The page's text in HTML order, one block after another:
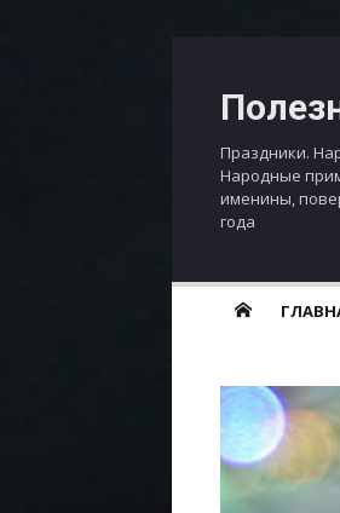
Праздники.
Народные
именины,
года